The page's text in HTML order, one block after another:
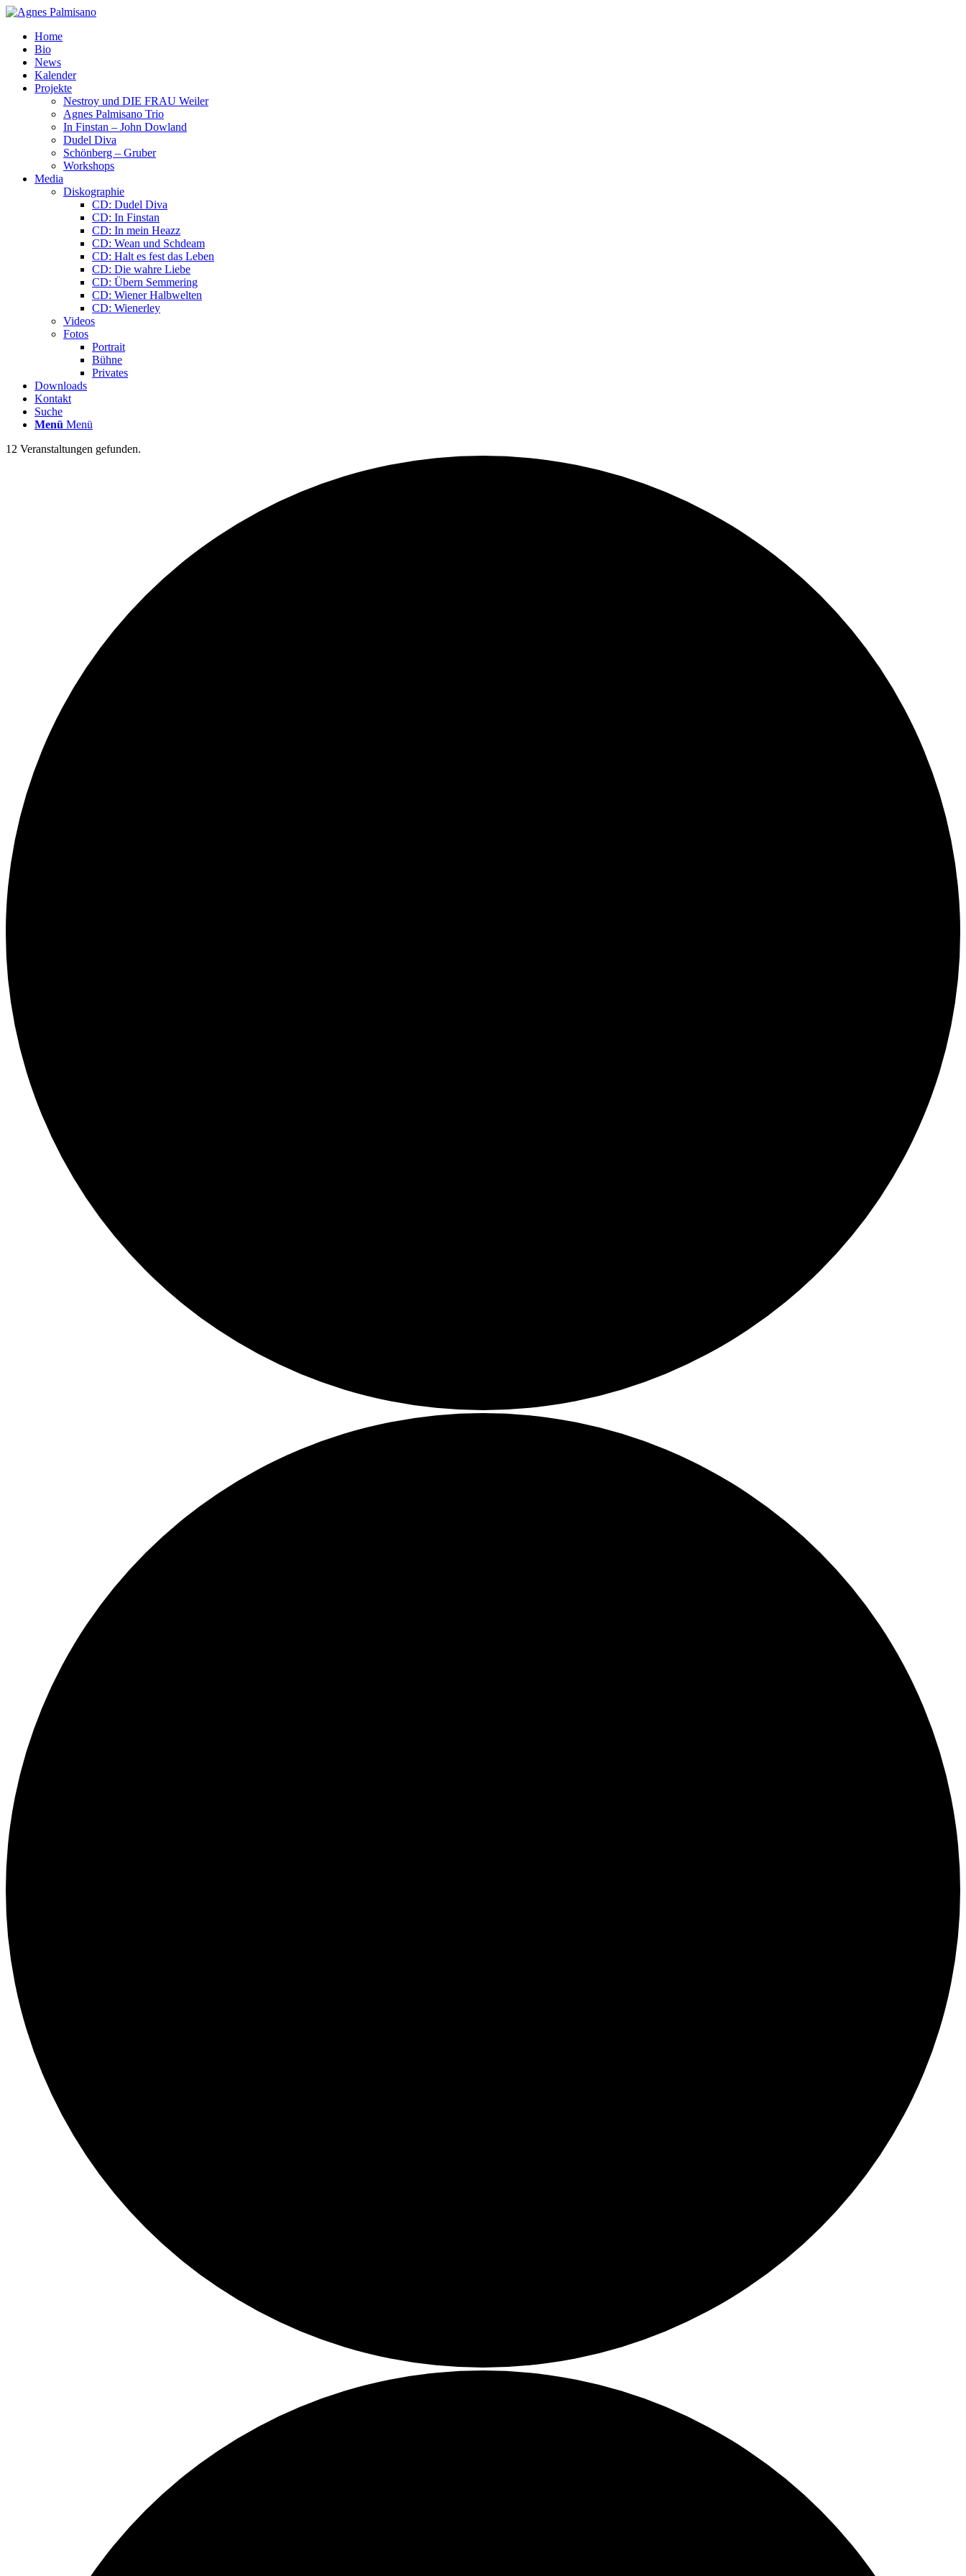
Home
Bio
News
Kalender
Projekte
Nestroy und DIE FRAU Weiler
Agnes Palmisano Trio
In Finstan – John Dowland
Dudel Diva
Schönberg – Gruber
Workshops
Media
Diskographie
CD: Dudel Diva
CD: In Finstan
CD: In mein Heazz
CD: Wean und Schdeam
CD: Halt es fest das Leben
CD: Die wahre Liebe
CD: Übern Semmering
CD: Wiener Halbwelten
CD: Wienerley
Videos
Fotos
Portrait
Bühne
Privates
Downloads
Kontakt
Suche
Menü Menü
12 Veranstaltungen gefunden.